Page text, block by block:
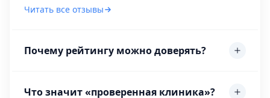
Читать все отзывы
Почему рейтингу можно доверять?
Что значит «проверенная клиника»?